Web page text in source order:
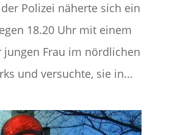
Polizei näherte sich ein
18.20 Uhr mit einem
jungen Frau im nördlichen
und versuchte, sie in...